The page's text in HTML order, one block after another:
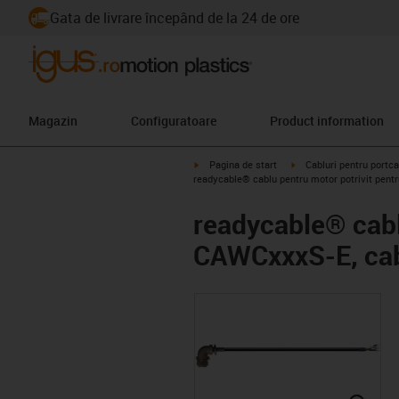
Gata de livrare începând de la 24 de ore
Magazin Configuratoare Product information
igus-icon-arrow-right
Pagina de start igus-icon-arrow-right
Cabluri pentru
readycable® cablu pentru motor potrivit
readycable®
CAWCxxxS-E,